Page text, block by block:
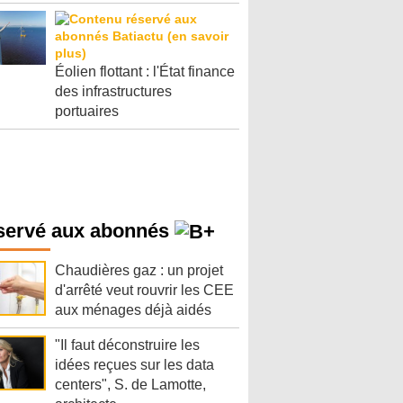
Éolien flottant : l'État finance
des infrastructures
portuaires
aux abonnés
Chaudières gaz : un projet
d'arrêté veut rouvrir les CEE
aux ménages déjà aidés
"Il faut déconstruire les
idées reçues sur les data
centers", S. de Lamotte,